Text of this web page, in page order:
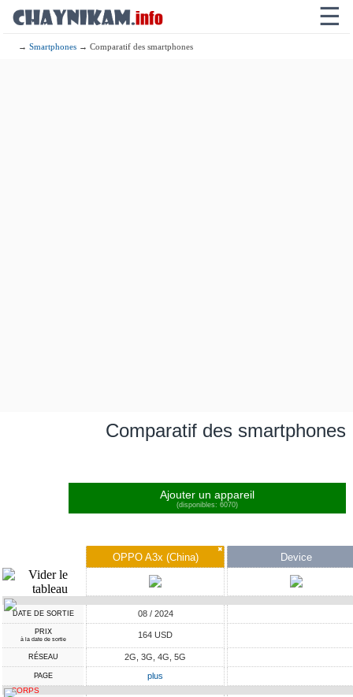
☰
→Smartphones → Comparatif des smartphones
Comparatif des smartphones
Ajouter un appareil
(disponibles: 6070)
✖
OPPO A3x (China) Device
DATE DE SORTIE 08 / 2024
PRIX
à la date de sortie 164 USD
RÉSEAU 2G, 3G, 4G, 5G
PAGE plus
CORPS